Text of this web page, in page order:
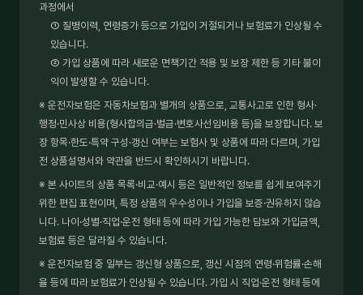
과정에서
① 질병이력, 연령증가 등으로 가입이 거절되거나 보험료가 인상될 수
있습니다.
② 가입 상품에 따라 새로운 면책기간 적용 및 보장 제한 등 기타 불이
익이 발생할 수 있습니다.
※ 운전자보험은 자동차보험과 별개의 상품으로, 교통사고로 인한 형사·
행정·민사상 비용(형사합의금·벌금·변호사선임비용 등)을 보장합니다. 보
장 항목·한도·특약 구성·갱신 여부는 보험사 및 상품에 따라 다르며, 가입
전 상품설명서와 약관을 반드시 확인하시기 바랍니다.
※ 본 사이트의 상품 목록·비교·예시 등은 일반적인 정보를 쉽게 보여주기
위한 편집 표현이며, 특정 상품의 우수성이나 가입을 보증·권유하지 않습
니다. 나이·성별·직업·운전 형태 등에 따라 가입 가능한 담보와 가입금액,
보험료 등은 달라질 수 있습니다.
※ 운전자보험 중 일부는 갱신형 상품으로, 갱신 시점의 연령·위험률·손해
율 등에 따라 보험료가 인상될 수 있습니다. 가입 시 직업·운전 형태 등에